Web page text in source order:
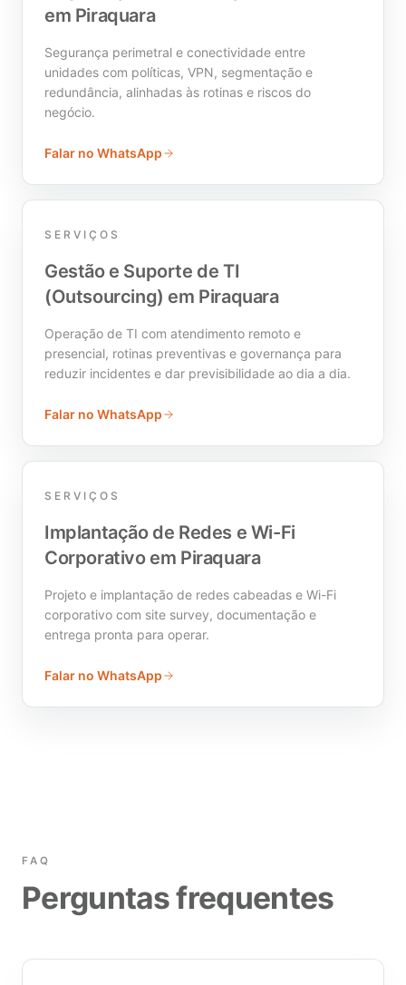
em Piraquara
Segurança perimetral e conectividade entre
unidades com políticas, VPN, segmentação e
redundância, alinhadas às rotinas e riscos do
negócio.
Falar no WhatsApp
SERVIÇOS
Gestão e Suporte de TI
(Outsourcing) em Piraquara
Operação de TI com atendimento remoto e
presencial, rotinas preventivas e governança para
reduzir incidentes e dar previsibilidade ao dia a dia.
Falar no WhatsApp
SERVIÇOS
Implantação de Redes e Wi-Fi
Corporativo em Piraquara
Projeto e implantação de redes cabeadas e Wi-Fi
corporativo com site survey, documentação e
entrega pronta para operar.
Falar no WhatsApp
FAQ
Perguntas frequentes